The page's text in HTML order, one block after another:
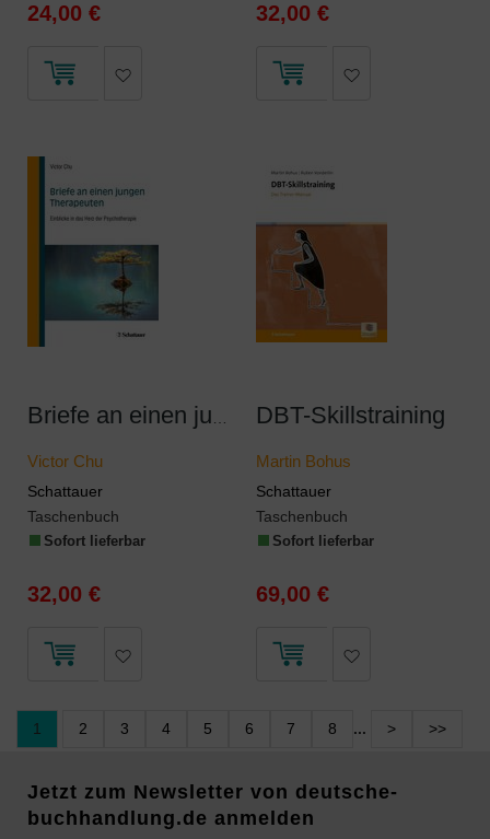
24,00 € 32,00 €
Victor Chu
Schattauer
Taschenbuch
Sofort lieferbar
32,00 €
DBT-Skillstraining
Martin Bohus
Schattauer
Taschenbuch
Sofort lieferbar
69,00 €
1 2 3 4 5 6 7 8 ... > >>
Jetzt zum Newsletter von deutsche-
buchhandlung.de anmelden